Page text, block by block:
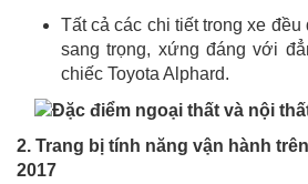
Tất cả các chi tiết trong xe
sang trọng, xứng đáng với
chiếc Toyota Alphard.
2. Trang bị tính năng vận hành
2017